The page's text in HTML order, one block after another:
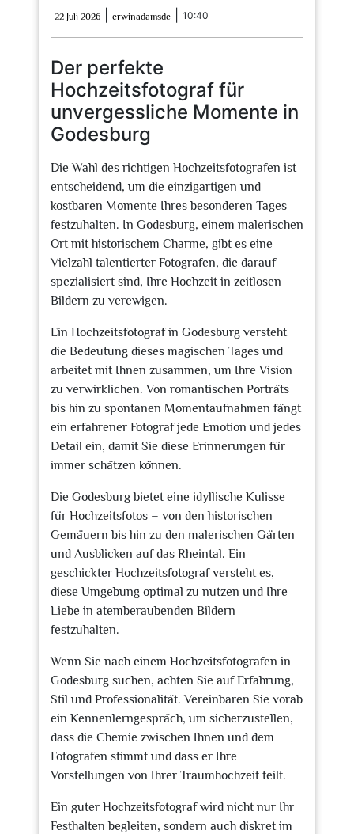
22 Juli 2026
Juli
2026
erwinadamsde erwinadamsde
10:40
Der perfekte
Hochzeitsfotograf für
unvergessliche Momente in
Godesburg
Die Wahl des richtigen Hochzeitsfotografen ist
entscheidend, um die einzigartigen und
kostbaren Momente Ihres besonderen Tages
festzuhalten. In Godesburg, einem malerischen
Ort mit historischem Charme, gibt es eine
Vielzahl talentierter Fotografen, die darauf
spezialisiert sind, Ihre Hochzeit in zeitlosen
Bildern zu verewigen.
Ein Hochzeitsfotograf in Godesburg versteht
die Bedeutung dieses magischen Tages und
arbeitet mit Ihnen zusammen, um Ihre Vision
zu verwirklichen. Von romantischen Porträts
bis hin zu spontanen Momentaufnahmen fängt
ein erfahrener Fotograf jede Emotion und jedes
Detail ein, damit Sie diese Erinnerungen für
immer schätzen können.
Die Godesburg bietet eine idyllische Kulisse
für Hochzeitsfotos – von den historischen
Gemäuern bis hin zu den malerischen Gärten
und Ausblicken auf das Rheintal. Ein
geschickter Hochzeitsfotograf versteht es,
diese Umgebung optimal zu nutzen und Ihre
Liebe in atemberaubenden Bildern
festzuhalten.
Wenn Sie nach einem Hochzeitsfotografen in
Godesburg suchen, achten Sie auf Erfahrung,
Stil und Professionalität. Vereinbaren Sie vorab
ein Kennenlerngespräch, um sicherzustellen,
dass die Chemie zwischen Ihnen und dem
Fotografen stimmt und dass er Ihre
Vorstellungen von Ihrer Traumhochzeit teilt.
Ein guter Hochzeitsfotograf wird nicht nur Ihr
Festhalten begleiten, sondern auch diskret im